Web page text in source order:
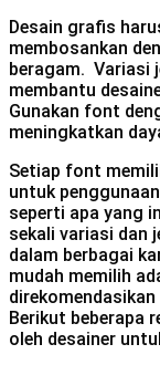
Desain grafis
membosankan
beragam. Variasi
membantu
Gunakan font
meningkatkan
Setiap font
untuk
seperti apa yang
sekali variasi dan
dalam berbagai
mudah memilih
Berikut beberapa
oleh desainer